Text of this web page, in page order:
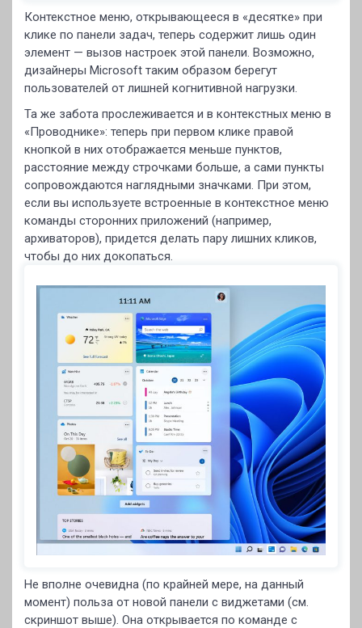
Контекстное меню, открывающееся в «десятке» при
клике по панели задач, теперь содержит лишь один
элемент — вызов настроек этой панели. Возможно,
дизайнеры Microsoft таким образом берегут
пользователей от лишней когнитивной нагрузки.
Та же забота прослеживается и в контекстных меню в
«Проводнике»: теперь при первом клике правой
кнопкой в них отображается меньше пунктов,
расстояние между строчками больше, а сами пункты
сопровождаются наглядными значками. При этом,
если вы используете встроенные в контекстное меню
команды сторонних приложений (например,
архиваторов), придется делать пару лишних кликов,
чтобы до них докопаться.
Не вполне очевидна (по крайней мере, на данный
момент) польза от новой панели с виджетами (см.
скриншот выше). Она открывается по команде с